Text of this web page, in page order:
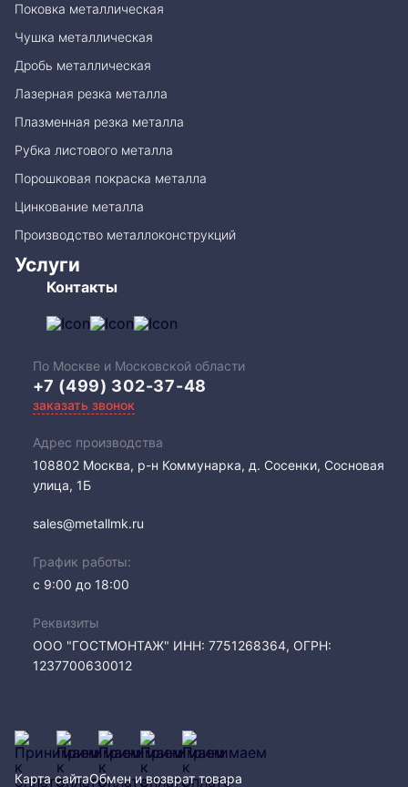
Поковка металлическая
Чушка металлическая
Дробь металлическая
Лазерная резка металла
Плазменная резка металла
Рубка листового металла
Порошковая покраска металла
Цинкование металла
Производство металлоконструкций
Услуги
Контакты
По Москве и Московской области
+7 (499) 302-37-48
заказать звонок
Адрес производства
108802​ Москва, р-н Коммунарка, д. Сосенки, Сосновая
улица, 1Б
sales@metallmk.ru
График работы:
с 9:00 до 18:00
Реквизиты
ООО "ГОСТМОНТАЖ" ИНН: 7751268364, ОГРН:
1237700630012
Карта сайтаОбмен и возврат товара